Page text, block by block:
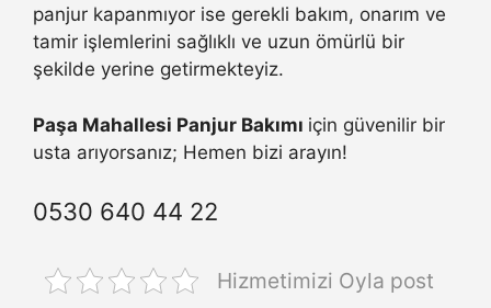
panjur kapanmıyor ise gerekli bakım, onarım ve
tamir işlemlerini sağlıklı ve uzun ömürlü bir
şekilde yerine getirmekteyiz.
Paşa Mahallesi Panjur Bakımı için güvenilir bir
usta arıyorsanız; Hemen bizi arayın!
0530 640 44 22
Hizmetimizi Oyla post